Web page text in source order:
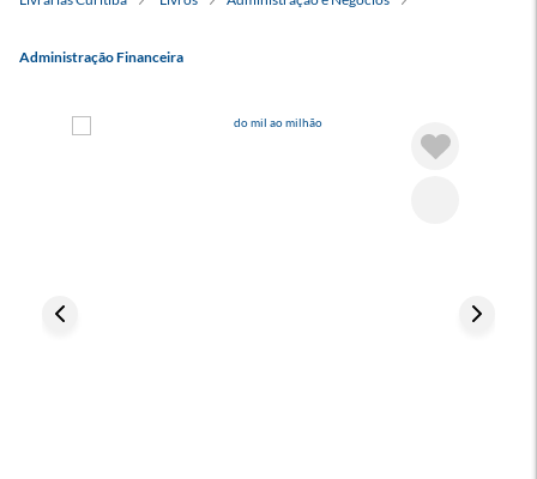
Administração Financeira